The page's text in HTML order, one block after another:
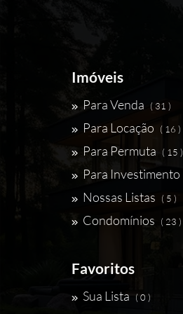
Imóveis
Para Venda ( 31 )
Para Locação ( 16 )
Para Permuta ( 15 )
Para Investimento
Nossas Listas ( 5 )
Condomínios ( 23 )
Favoritos
Sua Lista ( 0 )